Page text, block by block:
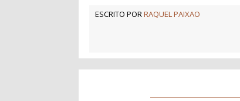
ESCRITO PORRAQUEL PAIXAO